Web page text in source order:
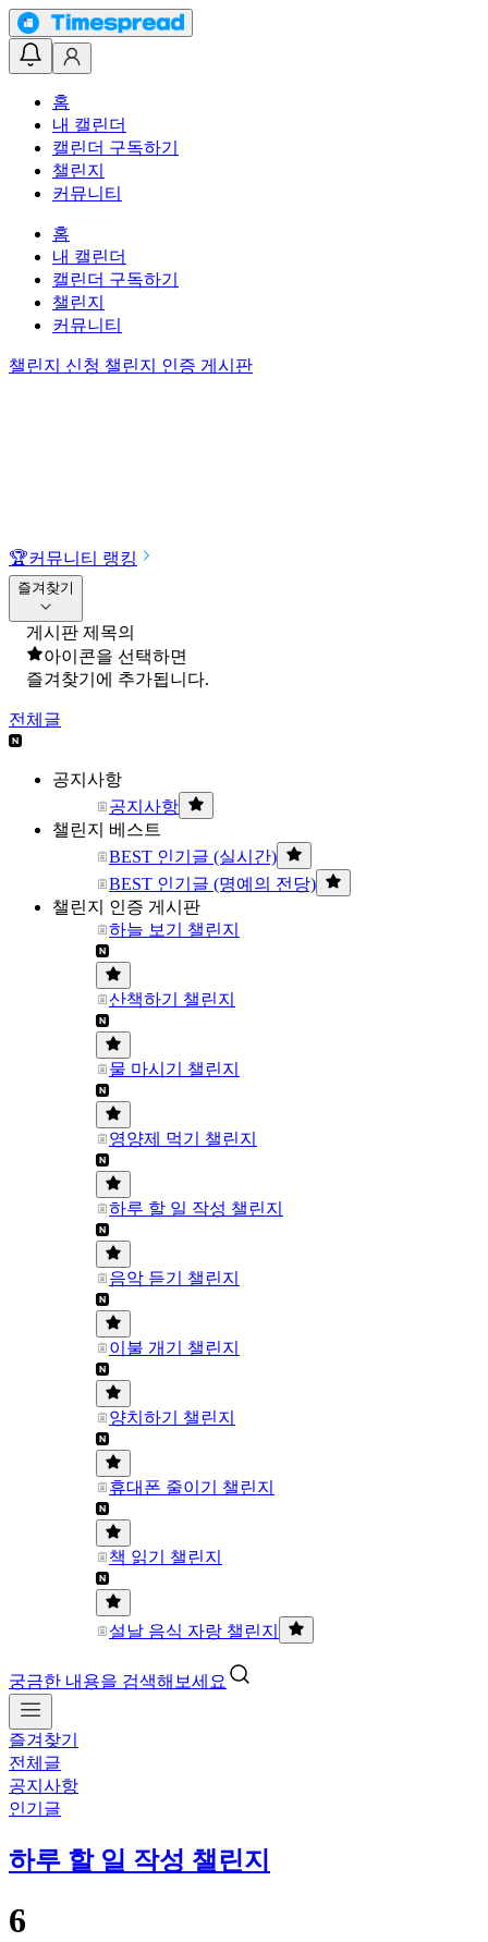
홈
내 캘린더
캘린더 구독하기
챌린지
커뮤니티
홈
내 캘린더
캘린더 구독하기
챌린지
커뮤니티
챌린지 신청 챌린지 인증 게시판
🏆커뮤니티 랭킹
즐겨찾기
게시판 제목의
아이콘을 선택하면
즐겨찾기에 추가됩니다.
전체글
공지사항
공지사항
챌린지 베스트
BEST 인기글 (실시간)
BEST 인기글 (명예의 전당)
챌린지 인증 게시판
하늘 보기 챌린지
산책하기 챌린지
물 마시기 챌린지
영양제 먹기 챌린지
하루 할 일 작성 챌린지
음악 듣기 챌린지
이불 개기 챌린지
양치하기 챌린지
휴대폰 줄이기 챌린지
책 읽기 챌린지
설날 음식 자랑 챌린지
궁금한 내용을 검색해보세요
즐겨찾기
전체글
공지사항
인기글
하루 할 일 작성 챌린지
6